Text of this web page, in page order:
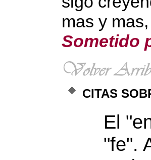
mas y
Sometido
CITAS
El
"fe".